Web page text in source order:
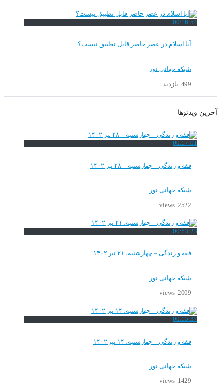
00:36:54
آیا اسلام در عصر حاضر قابل تطبیق نیست؟
شبکه جهانی نور
499 بازدید
آخرین ویدئوها
00:57:01
فقه و زندگی – چهارشنبه – ۲۸ تیر ۱۴۰۲
شبکه جهانی نور
2522 views
00:53:23
فقه و زندگی – چهارشنبه، ۲۱ تیر ۱۴۰۲
شبکه جهانی نور
2009 views
00:55:37
فقه و زندگی – چهارشنبه، ۱۴ تیر ۱۴۰۲
شبکه جهانی نور
1429 views